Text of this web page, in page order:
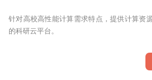
针对高校高性能计算需求特点，提供计算资
的科研云平台。